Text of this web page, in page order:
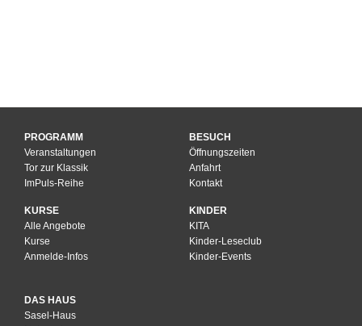
PROGRAMM
Veranstaltungen
Tor zur Klassik
ImPuls-Reihe
KURSE
Alle Angebote
Kurse
Anmelde-Infos
BESUCH
Öffnungszeiten
Anfahrt
Kontakt
KINDER
KITA
Kinder-Leseclub
Kinder-Events
DAS HAUS
Sasel-Haus